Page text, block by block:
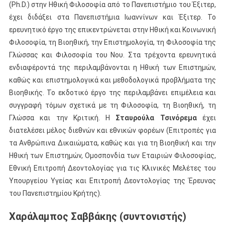
(Ph.D.) στην Ηθική Φιλοσοφία από το Πανεπιστήμιο του Έξιτερ,
έχει διδάξει στα Πανεπιστήμια Ιωαννίνων και Έξιτερ. Το
ερευνητικό έργο της επικεντρώνεται στην Hθική και Κοινωνική
Φιλοσοφία, τη Βιοηθική, την Επιστημολογία, τη Φιλοσοφία της
Γλώσσας και Φιλοσοφία του Νου. Στα τρέχοντα ερευνητικά
ενδιαφέροντά της περιλαμβάνονται η Ηθική των Επιστημών,
καθώς και επιστημολογικά και μεθοδολογικά προβλήματα της
Βιοηθικής. Το εκδοτικό έργο της περιλαμβάνει επιμέλεια και
συγγραφή τόμων σχετικά με τη Φιλοσοφία, τη Βιοηθική, τη
Γλώσσα και την Κριτική. Η Σταυρούλα Τσινόρεμαέχει
διατελέσει μέλος διεθνών και εθνικών φορέων (Επιτροπές για
τα Ανθρώπινα Δικαιώματα, καθώς και για τη Βιοηθική και την
Ηθική των Επιστημών, Ομοσπονδία των Εταιριών Φιλοσοφίας,
Εθνική Επιτροπή Δεοντολογίας για τις Κλινικές Μελέτες του
Υπουργείου Υγείας και Επιτροπή Δεοντολογίας της Έρευνας
του Πανεπιστημίου Κρήτης).
Χαράλαμπος Σαββάκης (συντονιστής)